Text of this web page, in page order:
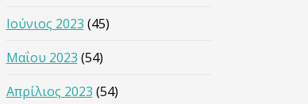
Ιούνιος 2023 (45)
Μαΐου 2023 (54)
Απρίλιος 2023 (54)